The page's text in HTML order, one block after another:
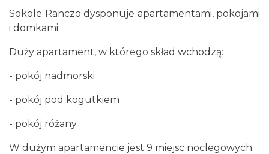
Sokole Ranczo dysponuje apartamentami, pokojami
i domkami:
Duży apartament, w którego skład wchodzą:
- pokój nadmorski
- pokój pod kogutkiem
- pokój różany
W dużym apartamencie jest 9 miejsc noclegowych.